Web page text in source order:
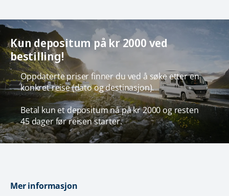
Kun depositum på kr 2000 ved
bestilling!
Oppdaterte priser finner du ved å søke etter en
konkret reise (dato og destinasjon).
Betal kun et depositum nå på kr 2000 og resten
45 dager før reisen starter.
Mer informasjon